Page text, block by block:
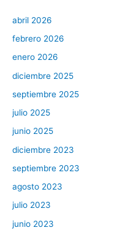
abril 2026
febrero 2026
enero 2026
diciembre 2025
septiembre 2025
julio 2025
junio 2025
diciembre 2023
septiembre 2023
agosto 2023
julio 2023
junio 2023